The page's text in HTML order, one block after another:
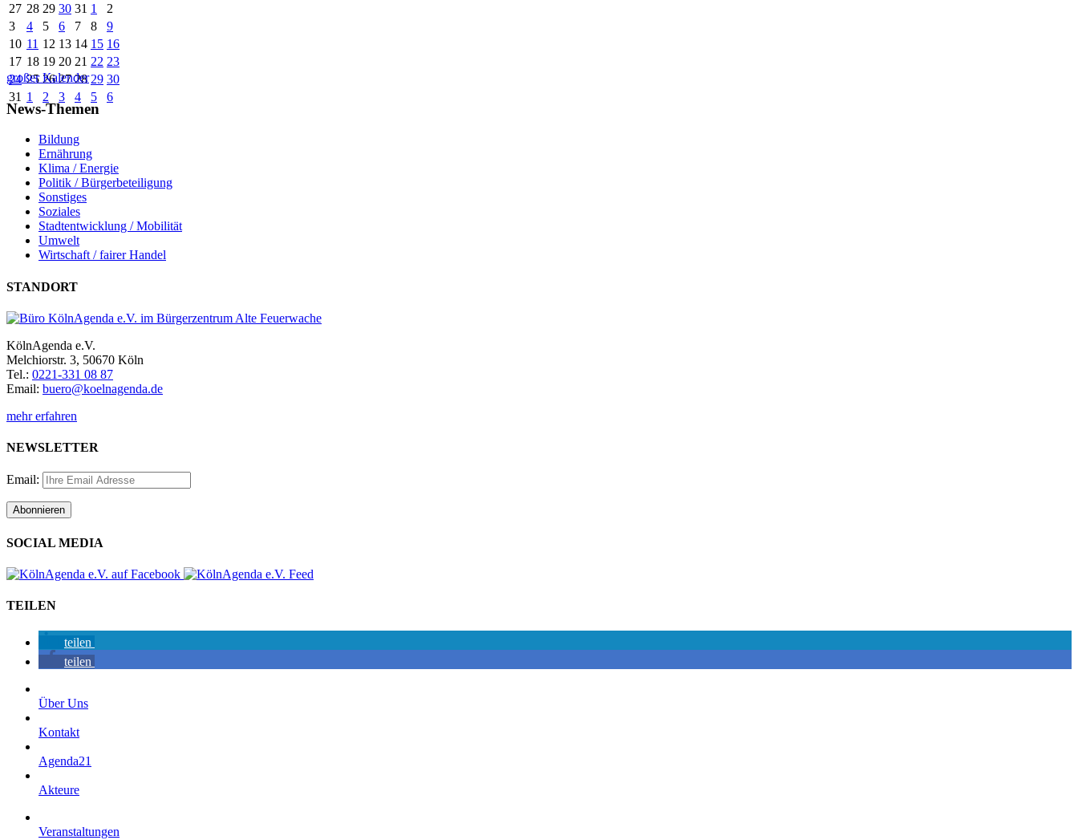
27 28 29 30 31 1
2
3
4 5 6 7 8
9
10 11 12 13 14 15 16
17 18 19 20 21 22 23
24 25 26 27 28 29 30
31 1 2 3 4 5 6
großer Kalender
News-Themen
Bildung
Ernährung
Klima / Energie
Politik / Bürgerbeteiligung
Sonstiges
Soziales
Stadtentwicklung / Mobilität
Umwelt
Wirtschaft / fairer Handel
STANDORT
KölnAgenda e.V.
Melchiorstr. 3, 50670 Köln
Tel.: 0221-331 08 87
Email: buero@koelnagenda.de
mehr erfahren
NEWSLETTER
Email:
SOCIAL MEDIA
TEILEN
teilen
teilen
Über Uns
Kontakt
Agenda21
Akteure
Veranstaltungen